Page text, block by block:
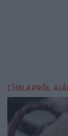
CÍMLAPRÓL